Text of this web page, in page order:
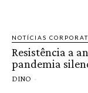
NOTÍCIAS
Resistência a
pandemia
DINO -